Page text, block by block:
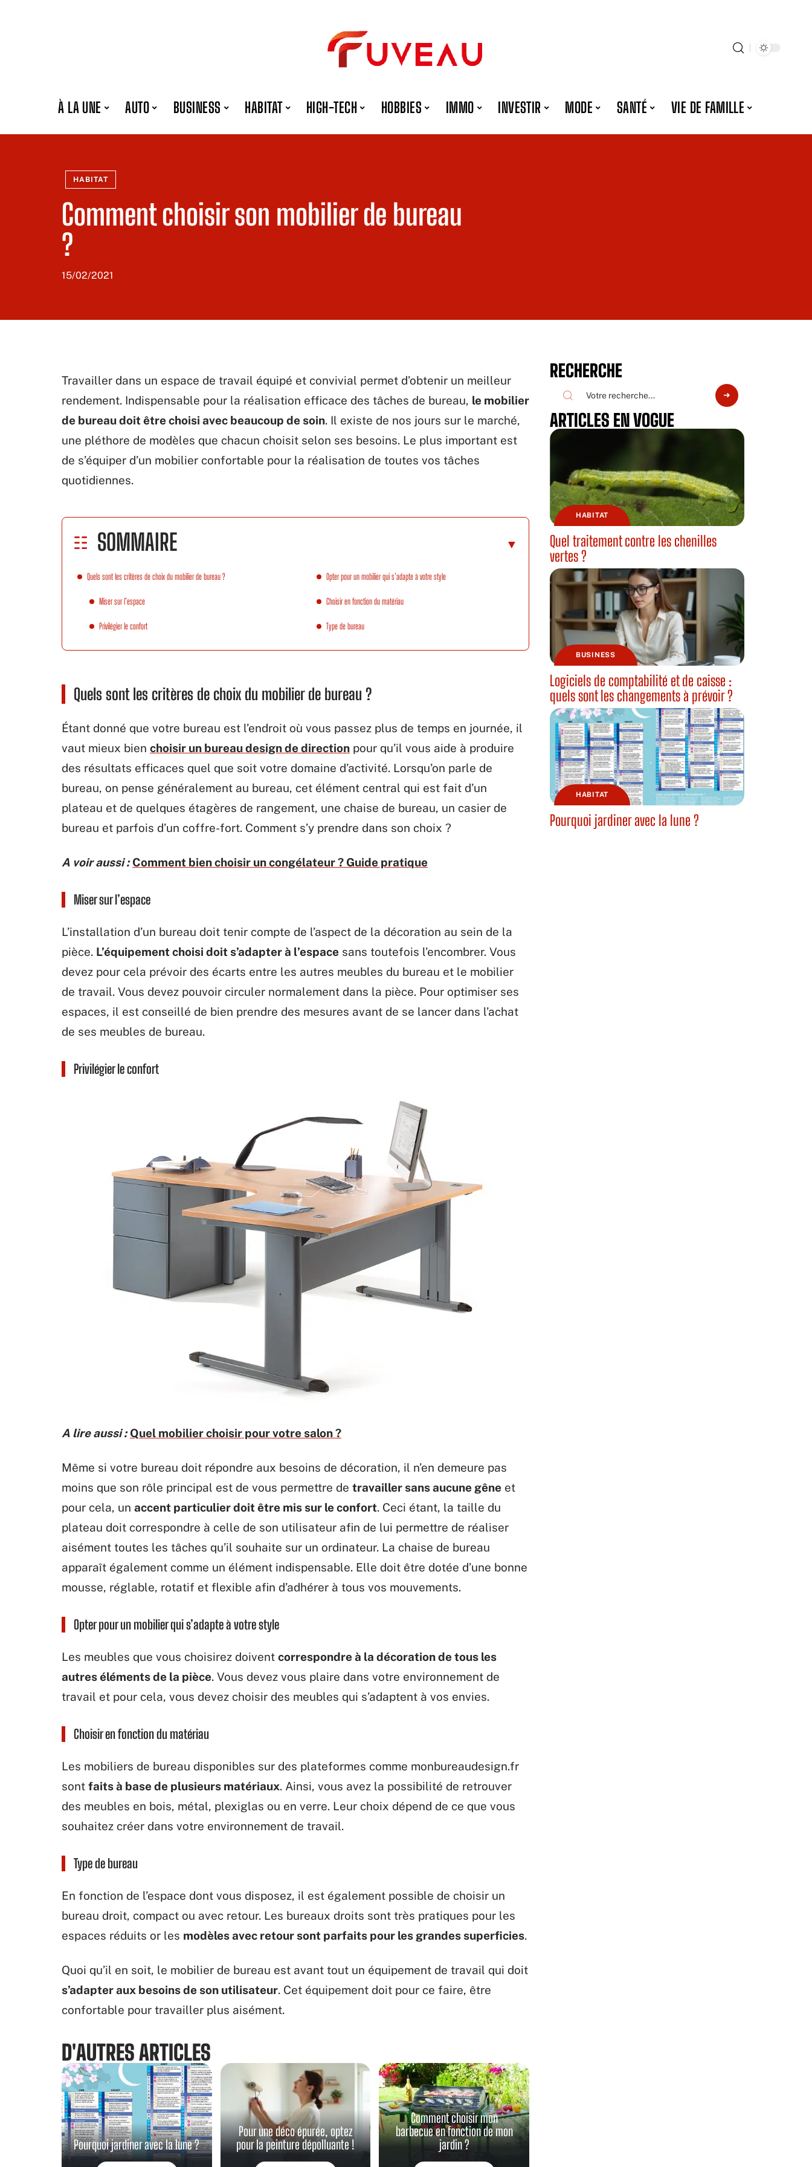
À LA UNE AUTO BUSINESS HABITAT HIGH-TECH HOBBIES IMMO INVESTIR MODE SANTÉ VIE DE FAMILLE
HABITAT
Comment choisir son mobilier de bureau
?
15/02/2021
Travailler dans un espace de travail équipé et convivial permet d’obtenir un meilleur
rendement. Indispensable pour la réalisation efficace des tâches de bureau, le mobilier
de bureau doit être choisi avec beaucoup de soin. Il existe de nos jours sur le marché,
une pléthore de modèles que chacun choisit selon ses besoins. Le plus important est
de s’équiper d’un mobilier confortable pour la réalisation de toutes vos tâches
quotidiennes.
SOMMAIRE
Quels sont les critères de choix du mobilier de bureau ?
Miser sur l’espace
Privilégier le confort
Opter pour un mobilier qui s’adapte à votre style
Choisir en fonction du matériau
Type de bureau
Quels sont les critères de choix du mobilier de bureau ?
Étant donné que votre bureau est l’endroit où vous passez plus de temps en journée, il
vaut mieux bien choisir un bureau design de direction pour qu’il vous aide à produire
des résultats efficaces quel que soit votre domaine d’activité. Lorsqu’on parle de
bureau, on pense généralement au bureau, cet élément central qui est fait d’un
plateau et de quelques étagères de rangement, une chaise de bureau, un casier de
bureau et parfois d’un coffre-fort. Comment s’y prendre dans son choix ?
A voir aussi : Comment bien choisir un congélateur ? Guide pratique
Miser sur l’espace
L’installation d’un bureau doit tenir compte de l’aspect de la décoration au sein de la
pièce. L’équipement choisi doit s’adapter à l’espace sans toutefois l’encombrer. Vous
devez pour cela prévoir des écarts entre les autres meubles du bureau et le mobilier
de travail. Vous devez pouvoir circuler normalement dans la pièce. Pour optimiser ses
espaces, il est conseillé de bien prendre des mesures avant de se lancer dans l’achat
de ses meubles de bureau.
Privilégier le confort
A lire aussi : Quel mobilier choisir pour votre salon ?
Même si votre bureau doit répondre aux besoins de décoration, il n’en demeure pas
moins que son rôle principal est de vous permettre de travailler sans aucune gêne et
pour cela, un accent particulier doit être mis sur le confort. Ceci étant, la taille du
plateau doit correspondre à celle de son utilisateur afin de lui permettre de réaliser
aisément toutes les tâches qu’il souhaite sur un ordinateur. La chaise de bureau
apparaît également comme un élément indispensable. Elle doit être dotée d’une bonne
mousse, réglable, rotatif et flexible afin d’adhérer à tous vos mouvements.
Opter pour un mobilier qui s’adapte à votre style
Les meubles que vous choisirez doivent correspondre à la décoration de tous les
autres éléments de la pièce. Vous devez vous plaire dans votre environnement de
travail et pour cela, vous devez choisir des meubles qui s’adaptent à vos envies.
Choisir en fonction du matériau
Les mobiliers de bureau disponibles sur des plateformes comme monbureaudesign.fr
sont faits à base de plusieurs matériaux. Ainsi, vous avez la possibilité de retrouver
des meubles en bois, métal, plexiglas ou en verre. Leur choix dépend de ce que vous
souhaitez créer dans votre environnement de travail.
Type de bureau
En fonction de l’espace dont vous disposez, il est également possible de choisir un
bureau droit, compact ou avec retour. Les bureaux droits sont très pratiques pour les
espaces réduits or les modèles avec retour sont parfaits pour les grandes superficies.
Quoi qu’il en soit, le mobilier de bureau est avant tout un équipement de travail qui doit
s’adapter aux besoins de son utilisateur. Cet équipement doit pour ce faire, être
confortable pour travailler plus aisément.
D'AUTRES ARTICLES
Pourquoi jardiner avec la lune ?
Pour une déco épurée, optez
pour la peinture dépolluante !
Comment choisir mon
barbecue en fonction de mon
jardin ?
RECHERCHE
ARTICLES EN VOGUE
HABITAT
Quel traitement contre les chenilles
vertes ?
BUSINESS
Logiciels de comptabilité et de caisse :
quels sont les changements à prévoir ?
HABITAT
Pourquoi jardiner avec la lune ?